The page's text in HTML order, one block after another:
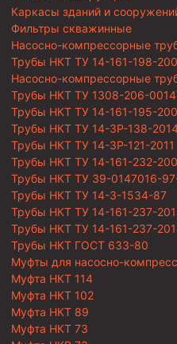
Каркасы зданий и
Фильтры скважинные
Насосно-компрессорные
Трубы НКТ ТУ 14-161-198-
Насосно-компрессорные
Трубы НКТ ТУ 1308-206-
Трубы НКТ ТУ 14-161-195-
Трубы НКТ ТУ 14-3Р-138-
Трубы НКТ ТУ 14-3Р-121-2011
Трубы НКТ ТУ 14-161-232-
Трубы НКТ ТУ 39-0147016-
Трубы НКТ ТУ 14-3-1534-87
Трубы НКТ ТУ 14-161-237-
Трубы НКТ ТУ 14-161-237-
Трубы НКТ ГОСТ 633-80
Муфты для насосно-
Муфта НКТ 114
Муфта НКТ 102
Муфта НКТ 89
Муфта НКТ 73